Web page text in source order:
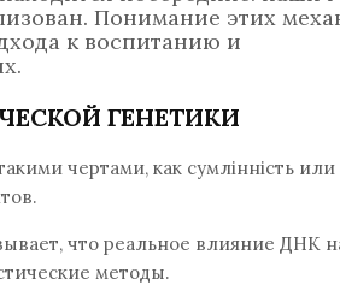
Понимание этих
к воспитанию и
ГЕНЕТИКИ
чертами, как сумлінність или
что реальное влияние ДНК
методы.